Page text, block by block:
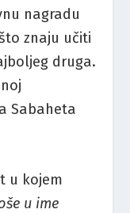
nagradu
znaju učiti
druga.
Sabaheta
u kojem
u ime